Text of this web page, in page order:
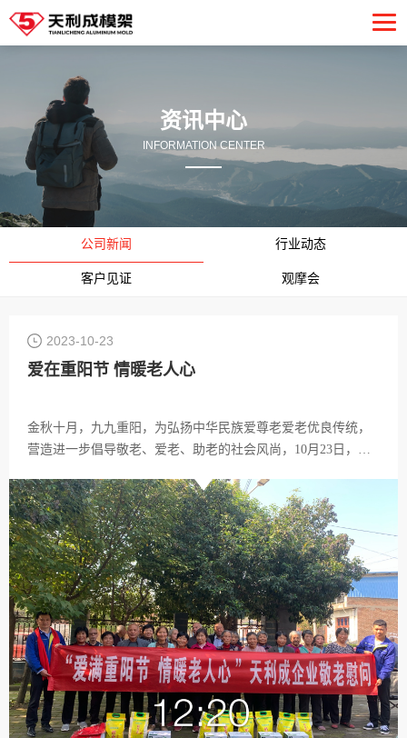
资讯中心
INFORMATION CENTER
公司新闻 行业动态
客户见证 观摩会
2023-10-23
爱在重阳节 情暖老人心
金秋十月，九九重阳，为弘扬中华民族爱尊老爱老优良传统，
营造进一步倡导敬老、爱老、助老的社会风尚，10月23日，在
阳节 情暖老人心”慰问活动，为陕西省西咸新区沣西新城大王镇
宜都村老人送上节日的祝福和关心。